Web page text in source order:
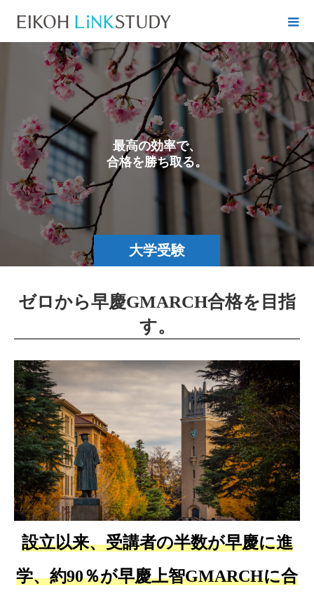
大学受験
最高の効率で、
合格を勝ち取る。
ゼロから早慶GMARCH合格を目指
す。
設立以来、受講者の半数が早慶に進
学、約90％が早慶上智GMARCHに合